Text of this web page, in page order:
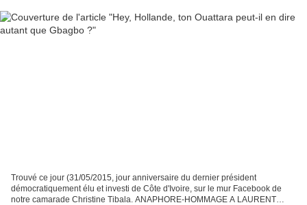
Trouvé ce jour (31/05/2015, jour anniversaire du dernier président
démocratiquement élu et investi de Côte d'Ivoire, sur le mur Facebook de
notre camarade Christine Tibala. ANAPHORE-HOMMAGE A LAURENT